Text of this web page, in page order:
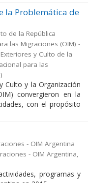
la Problemática de
de la República
las Migraciones (OIM) -
y Culto de la
para las
)
Culto y la Organización
convergieron en la
con el propósito
- OIM Argentina
- OIM Argentina,
programas y